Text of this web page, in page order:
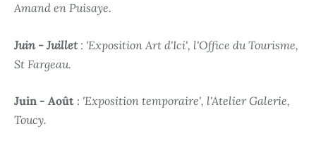
Amand en Puisaye.
Juin - Juillet: 'Exposition Art d'Ici', l'Office du Tourisme,
St Fargeau.
Juin - Août : 'Exposition temporaire', l'Atelier Galerie,
Toucy.